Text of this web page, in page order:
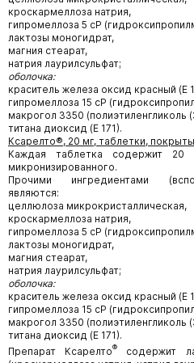
кроскармеллоза натрия,
гипромеллоза 5 сР
лактозы моногидрат,
магния стеарат,
натрия лаурилсульфат;
оболочка:
краситель железа оксид красный (E
гипромеллоза 15 сР
макрогол 3350 (полиэтиленгликоль
титана диоксид (Е 171).
Ксарелто®, 20 мг, таблетки,
Каждая таблетка содержит 20
микронизированного.
Прочими ингредиентами
являются:
целлюлоза микрокристаллическая,
кроскармеллоза натрия,
гипромеллоза 5 сР
лактозы моногидрат,
магния стеарат,
натрия лаурилсульфат;
оболочка:
краситель железа оксид красный (E
гипромеллоза 15 сР
макрогол 3350 (полиэтиленгликоль
титана диоксид (Е 171).
Препарат Ксарелто®
содержит